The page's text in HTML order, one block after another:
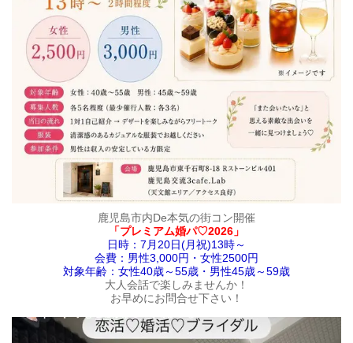
鹿児島市内De本気の街コン開催
「プレミアム婚パ♡2026」
日時：7月20日(月祝)13時～
会費：男性3,000円・女性2500円
対象年齢：女性40歳～55歳・男性45歳～59歳
大人会話で楽しみませんか！
お早めにお問合せ下さい！